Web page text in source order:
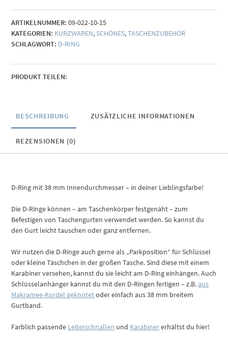
mm,
Farbwahl
Menge
ARTIKELNUMMER: 09-022-10-15
KATEGORIEN: KURZWAREN, SCHÖNES,TASCHENZUBEHÖR
SCHLAGWORT: D-RING
PRODUKT TEILEN:
BESCHREIBUNG ZUSÄTZLICHE INFORMATIONEN
REZENSIONEN (0)
D-Ring mit 38 mm Innendurchmesser – in deiner Lieblingsfarbe!
Die D-Ringe können – am Taschenkörper festgenäht – zum
Befestigen von Taschengurten verwendet werden. So kannst du
den Gurt leicht tauschen oder ganz entfernen.
Wir nutzen die D-Ringe auch gerne als „Parkposition“ für Schlüssel
oder kleine Täschchen in der großen Tasche. Sind diese mit einem
Karabiner versehen, kannst du sie leicht am D-Ring einhängen. Auch
Schlüsselanhänger kannst du mit den D-Ringen fertigen – z.B.aus
Makramee-Kordel geknotetoder einfach aus 38 mm breitem
Gurtband.
Farblich passende Leiterschnallen und Karabinererhältst du hier!